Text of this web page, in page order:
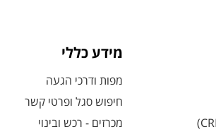
מידע כללי
מפות ודרכי הגעה
חיפוש סגל ופרטי קשר
מכרזים - רכש ובינוי